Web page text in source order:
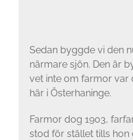
Sedan byggde vi den
närmare sjön. Den är
vet inte om far­mor var
här i Österhaninge.
Farmor dog 1903,
stod för stället tills